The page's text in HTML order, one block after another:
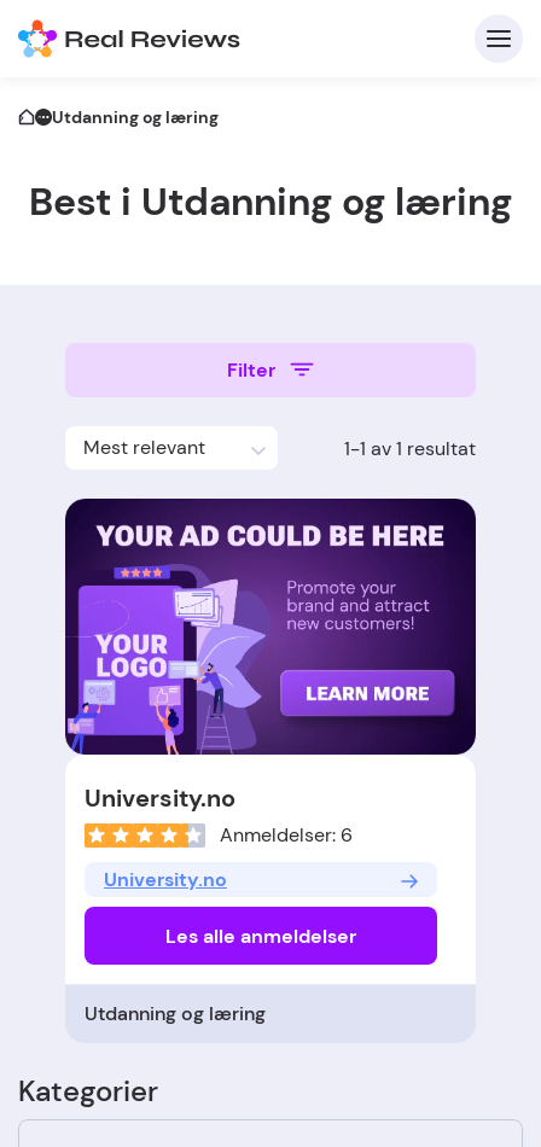
Utdanning og læring
Best i Utdanning og læring
Filter
Mest relevant 1-1 av 1 resultat
University.no
Anmeldelser: 6
University.no
Les alle anmeldelser
Utdanning og læring
Kategorier